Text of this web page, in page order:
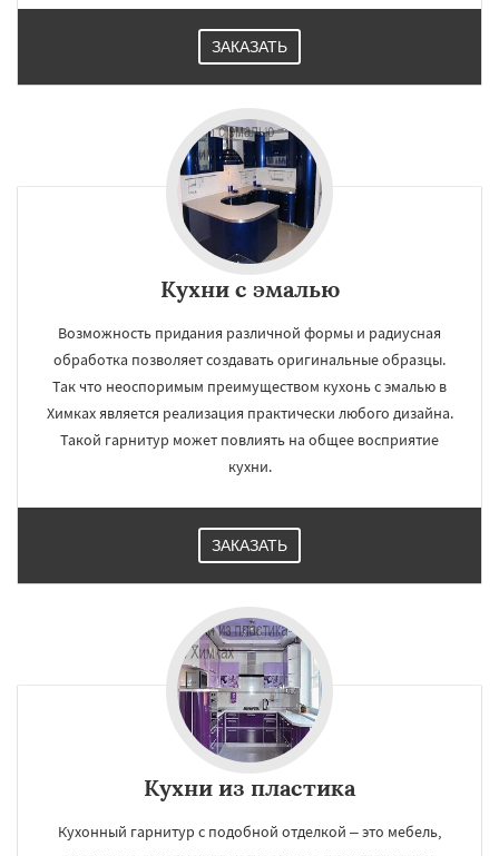
Работаем по
регионам
×
Черноголовка Чехов
Шатура
Щелково Электрогорск Электросталь
Электроугли Яхрома Андреево
Богородское
Восход Деденево Жилево Загорянский
Зеленоградск
Ильинский Красково
Лесной Городок Лопатино
Лотошино Малаховка Менделеевск
Обухово Октябрьский
ЗАКАЗАТЬ
Кухни с эмалью
Возможность придания различной формы и радиусная
обработка позволяет создавать оригинальные образцы.
Так что неоспоримым преимуществом кухонь с эмалью в
Химках является реализация практически любого дизайна.
Такой гарнитур может повлиять на общее восприятие
кухни.
ЗАКАЗАТЬ
Кухни из пластика
Кухонный гарнитур с подобной отделкой – это мебель,
УЗНАТЬ ПОДРОБНЕЕ
Даю согласие на обработку персональных данных